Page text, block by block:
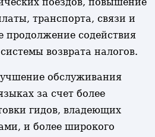
транспорта, связи и
продолжение содействия
возврата налогов.
обслуживания
за счет более
гидов, владеющих
и более широкого